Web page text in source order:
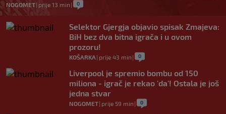
NOGOMET| prije 13 min | 0
Selektor Gjergja objavio spisak Zmajeva:
BiH bez dva bitna igrača i u ovom
prozoru!
KOŠARKA | prije 43 min | 0
Liverpool je spremio bombu od 150
miliona - igrač je rekao 'da'! Ostala je još
jedna stvar
NOGOMET| prije 59 min | 0